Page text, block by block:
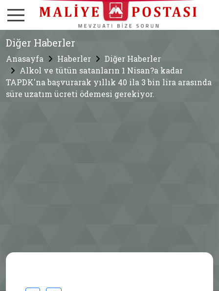
Diğer Haberler
Anasayfa Haberler
Diğer Haberler
Alkol ve tütün satanların 1 Nisan?a kadar
TAPDK'na başvurarak yıllık 40 ila 3 bin lira arasında
süre uzatım ücreti ödemesi gerekiyor.